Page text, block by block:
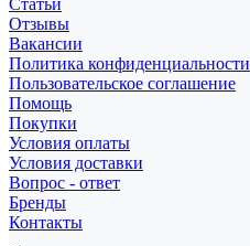
Статьи
Отзывы
Вакансии
Политика конфиденциальности
Пользовательское соглашение
Помощь
Покупки
Условия оплаты
Условия доставки
Вопрос - ответ
Бренды
Контакты
...